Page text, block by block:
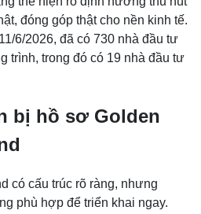
đóng góp thật cho nền kinh tế.
6/2026, đã có 730 nhà đầu tư
trình, trong đó có 19 nhà đầu tư
bị hồ sơ Golden
có cấu trúc rõ ràng, nhưng
phù hợp để triển khai ngay.